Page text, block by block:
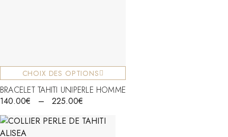
CHOIX DES OPTIONS
BRACELET TAHITI UNIPERLE HOMME
140.00€ – 225.00€